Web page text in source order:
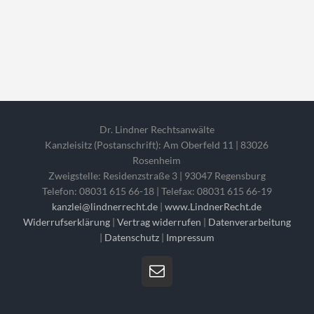
Dr. Lindner Rechtsanwälte
Kanzleisitz (Postanschrift): Am Oberfeld 11 | 83026
Rosenheim
Zweigstelle: Residenzstraße 3 | 93047 Regensburg
Telefon: 08031 615 66-18 | Telefax: 08031 615 66-19
kanzlei@lindnerrecht.de |www.LindnerRecht.de
Widerrufserklärung| Vertrag widerrufen | Datenverarbeitung
| Datenschutz| Impressum
E-